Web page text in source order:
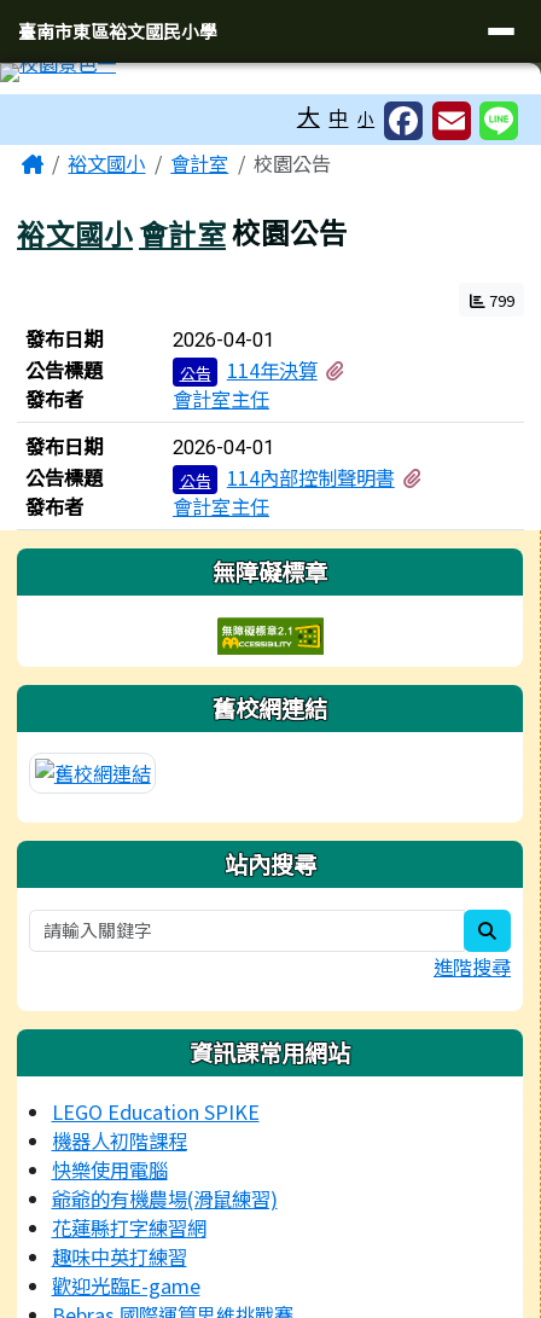
臺南市東區裕文國民小學
導覽列
臺南市東區裕文國民小學
大 中 小
主內容區域
Home裕文國小 會計室 校園公告
裕文國小會計室校園公告
799
新聞列表
發布日期 2026-04-01
公告標題 公告 114年決算
發布者
會計室主任
發布日期
2026-04-01
公告標題 公告 114內部控制聲明書
發布者
會計室主任
左邊區域內容 無障礙標章
舊校網連結
站內搜尋
進階搜尋
資訊課常用網站
LEGO Education SPIKE
機器人初階課程
快樂使用電腦
爺爺的有機農場(滑鼠練習)
花蓮縣打字練習網
趣味中英打練習
歡迎光臨E-game
頁尾區域